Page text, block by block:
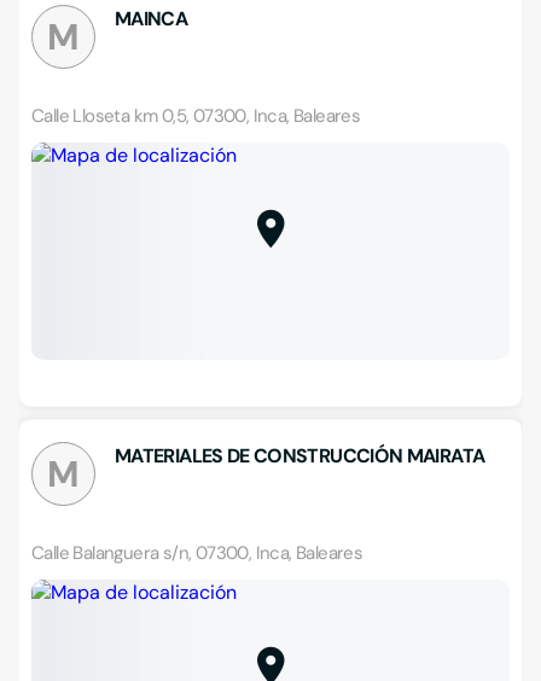
M MAINCA
Calle Lloseta km 0,5, 07300, Inca, Baleares
M MATERIALES DE CONSTRUCCIÓN MAIRATA
Calle Balanguera s/n, 07300, Inca, Baleares